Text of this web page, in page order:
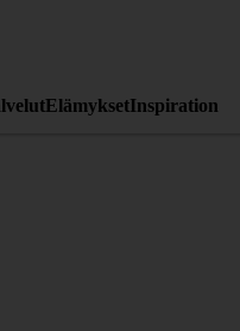
ElämyksetInspiration